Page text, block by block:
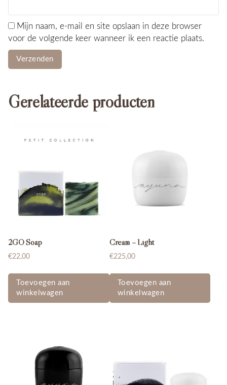
Mijn naam, e-mail en site opslaan in deze browser
voor de volgende keer wanneer ik een reactie plaats.
Gerelateerde producten
2GO Soap
€22,00
Toevoegen aan
winkelwagen
Cream – Light
€225,00
Toevoegen aan
winkelwagen